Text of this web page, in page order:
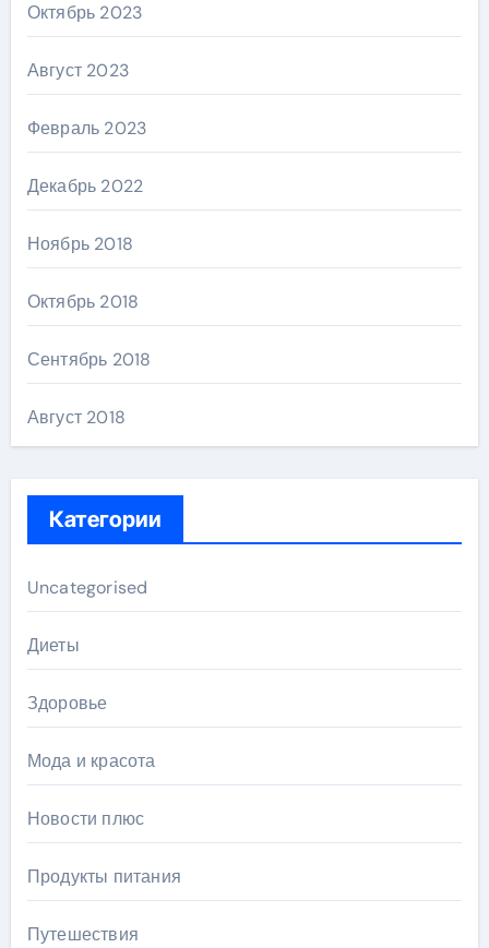
Октябрь 2023
Август 2023
Февраль 2023
Декабрь 2022
Ноябрь 2018
Октябрь 2018
Сентябрь 2018
Август 2018
Категории
Uncategorised
Диеты
Здоровье
Мода и красота
Новости плюс
Продукты питания
Путешествия